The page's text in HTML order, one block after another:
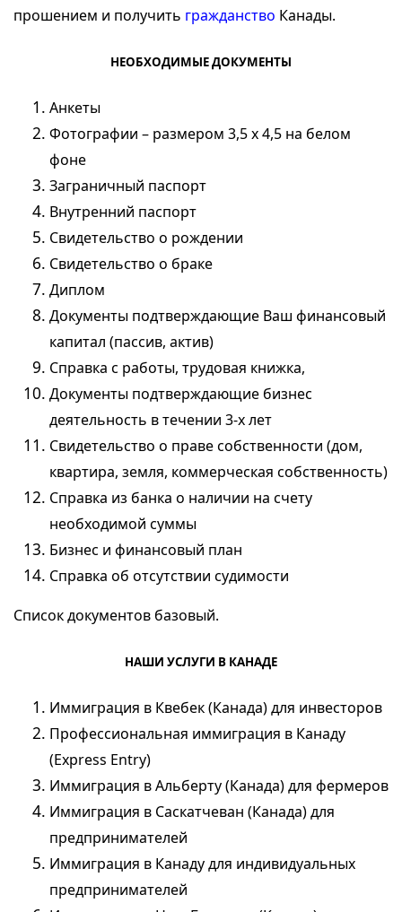
прошением и получить гражданство Канады.
НЕОБХОДИМЫЕ ДОКУМЕНТЫ
Анкеты
Фотографии – размером 3,5 х 4,5 на белом
фоне
Заграничный паспорт
Внутренний паспорт
Свидетельство о рождении
Свидетельство о браке
Диплом
Документы подтверждающие Ваш финансовый
капитал (пассив, актив)
Справка с работы, трудовая книжка,
Документы подтверждающие бизнес
деятельность в течении 3-х лет
Свидетельство о праве собственности (дом,
квартира, земля, коммерческая собственность)
Справка из банка о наличии на счету
необходимой суммы
Бизнес и финансовый план
Справка об отсутствии судимости
Список документов базовый.
НАШИ УСЛУГИ В КАНАДЕ
Иммиграция в Квебек (Канада) для инвесторов
Профессиональная иммиграция в Канаду
(Express Entry)
Иммиграция в Альберту (Канада) для фермеров
Иммиграция в Саскатчеван (Канада) для
предпринимателей
Иммиграция в Канаду для индивидуальных
предпринимателей